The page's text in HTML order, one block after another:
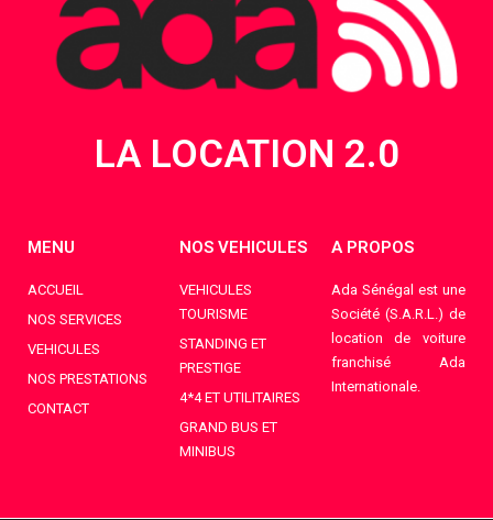
LA LOCATION 2.0
MENU
ACCUEIL
NOS SERVICES
VEHICULES
NOS PRESTATIONS
CONTACT
NOS VEHICULES
VEHICULES
TOURISME
STANDING ET
PRESTIGE
4*4 ET UTILITAIRES
GRAND BUS ET
MINIBUS
A PROPOS
Ada Sénégal est une
Société (S.A.R.L.) de
location de voiture
franchisé Ada
Internationale.